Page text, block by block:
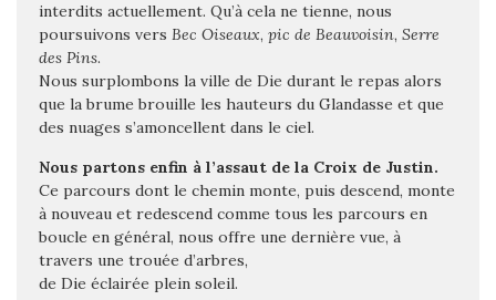
interdits actuellement. Qu’à cela ne tienne, nous
poursuivons vers Bec Oiseaux, pic de Beauvoisin, Serre
des Pins.
Nous surplombons la ville de Die durant le repas alors
que la brume brouille les hauteurs du Glandasse et que
des nuages s’amoncellent dans le ciel.
Nous partons enfin à l’assaut de la Croix de Justin.
Ce parcours dont le chemin monte, puis descend, monte
à nouveau et redescend comme tous les parcours en
boucle en général, nous offre une dernière vue, à
travers une trouée d’arbres,
de Die éclairée plein soleil.